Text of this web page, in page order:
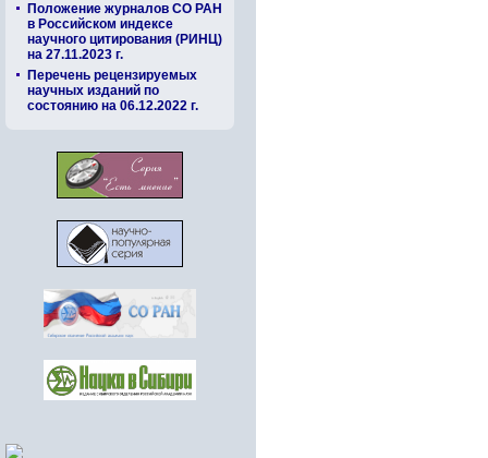
Положение журналов СО РАН
в Российском индексе
научного цитирования (РИНЦ)
на 27.11.2023 г.
Перечень рецензируемых
научных изданий по
состоянию на 06.12.2022 г.